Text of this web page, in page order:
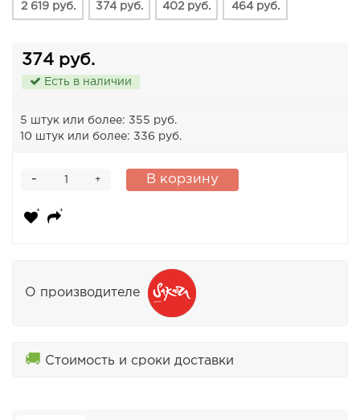
2 619 руб. 374 руб. 402 руб. 464 руб.
374 руб.
Есть в наличии
5 штук или более: 355 руб.
10 штук или более: 336 руб.
+
- В корзину
О производителе
🚚 Стоимость и сроки доставки